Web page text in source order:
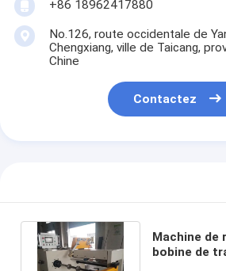
+86 18962417880
No.126, route occidentale de
Chengxiang, ville de Taicang,
Chine
Contactez
Machine de
bobine de